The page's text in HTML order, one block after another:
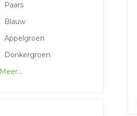
Paars
Blauw
Appelgroen
Donkergroen
Meer...